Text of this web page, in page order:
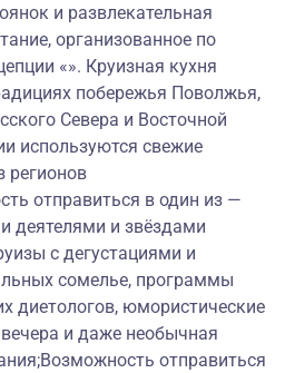
и развлекательная
организованное по
«». Круизная кухня
побережья Поволжья,
Севера и Восточной
используются свежие
регионов
отправиться в один из —
деятелями и звёздами
с дегустациями и
сомелье, программы
диетологов, юмористические
и даже необычная
отправиться